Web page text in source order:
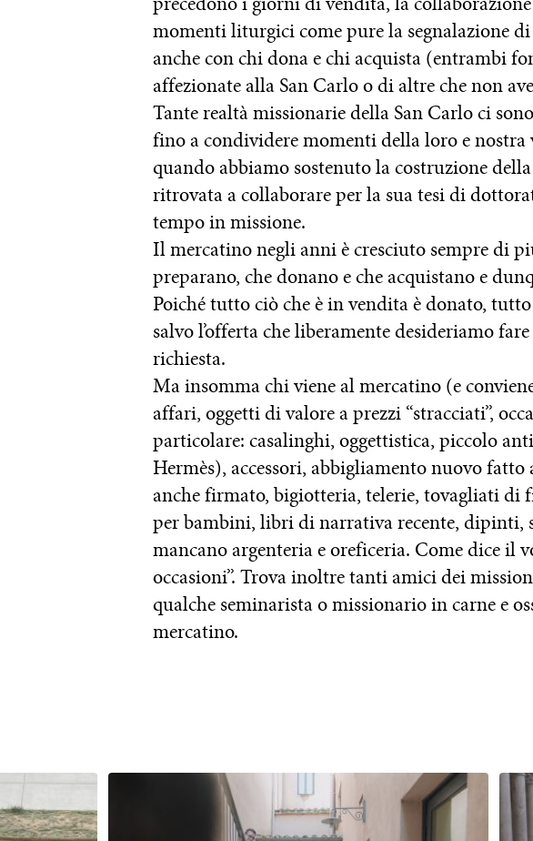
momenti liturgici come pure la
anche con chi dona e chi acquista (entrambi
affezionate alla San Carlo o di altre che non
Tante realtà missionarie della San Carlo ci
fino a condividere momenti della loro e
quando abbiamo sostenuto la costruzione
ritrovata a collaborare per la sua tesi di
tempo in missione.
Il mercatino negli anni è cresciuto sempre di
preparano, che donano e che acquistano e
Poiché tutto ciò che è in vendita è donato,
salvo l’offerta che liberamente desideriamo
richiesta.
Ma insomma chi viene al mercatino (e
affari, oggetti di valore a prezzi “stracciati”,
particolare: casalinghi, oggettistica, piccolo
Hermès), accessori, abbigliamento nuovo
anche firmato, bigiotteria, telerie, tovagliati
per bambini, libri di narrativa recente, dipinti,
mancano argenteria e oreficeria. Come dice il
occasioni”. Trova inoltre tanti amici dei
qualche seminarista o missionario in carne e
mercatino.